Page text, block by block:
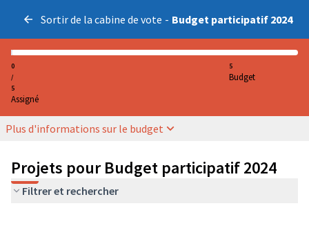
Sortir de la cabine de vote - Budget participatif 2024
0
/
5
Assigné
5
Budget
Plus d'informations sur le budget
Projets pour Budget participatif 2024
Filtrer et rechercher